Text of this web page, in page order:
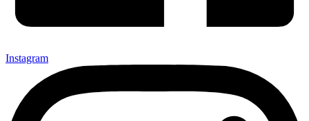
Instagram